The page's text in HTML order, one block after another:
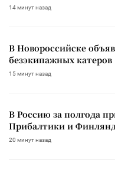
14 минут назад
В Новороссийске
безэкипажных катеров
15 минут назад
В Россию за полгода
Прибалтики и
20 минут назад